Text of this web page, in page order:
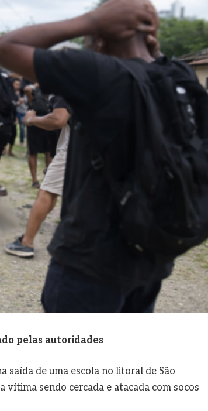
pelas autoridades
saída de uma escola no litoral de São
sendo cercada e atacada com socos